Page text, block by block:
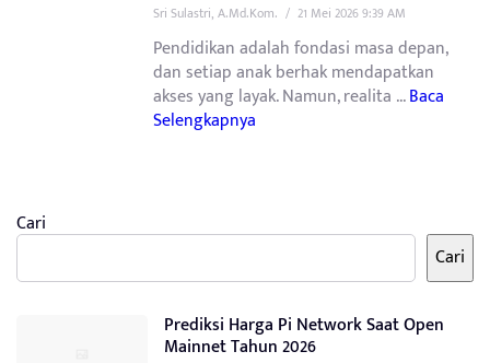
Sri Sulastri, A.Md.Kom. / 21 Mei 2026 9:39 AM
Pendidikan adalah fondasi masa depan,
dan setiap anak berhak mendapatkan
akses yang layak. Namun, realita ...Baca
Selengkapnya
Cari
Cari
Prediksi Harga Pi Network Saat Open
Mainnet Tahun 2026